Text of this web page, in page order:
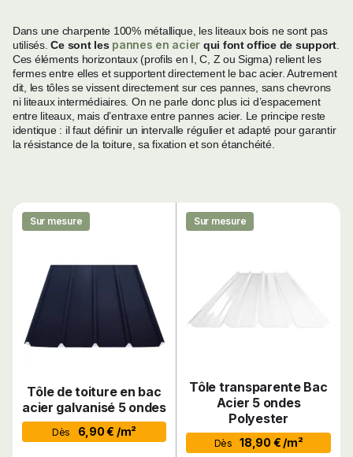
Dans une charpente 100% métallique, les liteaux bois ne sont pas
utilisés.Ce sont les pannes en acier qui font office de support.
Ces éléments horizontaux (profils en I, C, Z ou Sigma) relient les
fermes entre elles et supportent directement le bac acier. Autrement
dit, les tôles se vissent directement sur ces pannes, sans chevrons
ni liteaux intermédiaires. On ne parle donc plus ici d’espacement
entre liteaux, mais d’entraxe entre pannes acier. Le principe reste
identique : il faut définir un intervalle régulier et adapté pour garantir
la résistance de la toiture, sa fixation et son étanchéité.
Sur mesure
Tôle de toiture en bac
acier galvanisé 5 ondes
Dès 6,90 € /m²
Sur mesure
Tôle transparente Bac
Acier 5 ondes
Polyester
Dès 18,90 € /m²